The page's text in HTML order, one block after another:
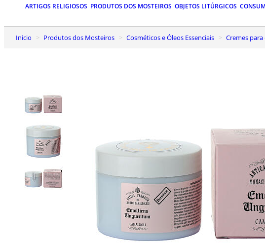
ARTIGOS RELIGIOSOS PRODUTOS DOS MOSTEIROS OBJETOS LITÚRGICOS
Inicio Produtos dos Mosteiros Cosméticos e Óleos Essenciais Cremes